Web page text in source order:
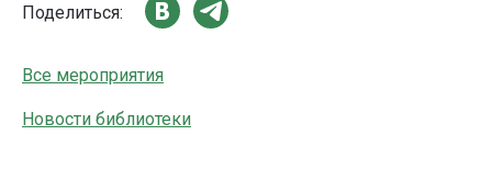
Поделиться:
Все мероприятия
Новости библиотеки